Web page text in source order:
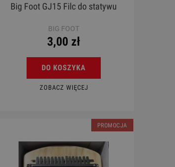
Big Foot GJ15 Filc do statywu
BIG FOOT
3,00 zł
DO KOSZYKA
ZOBACZ WIĘCEJ
PROMOCJA